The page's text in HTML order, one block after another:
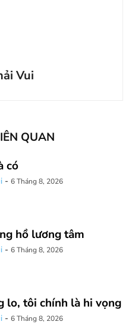
Vui
QUAN
có
- 6 Tháng 8, 2026
hồ lương tâm
- 6 Tháng 8, 2026
lo, tôi chính là hi vọng
- 6 Tháng 8, 2026